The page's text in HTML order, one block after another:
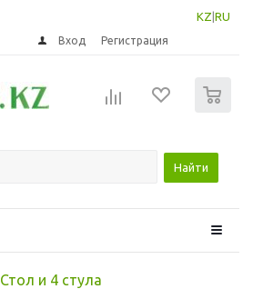
KZ RU
Вход Регистрация
Найти
Стол и 4 стула